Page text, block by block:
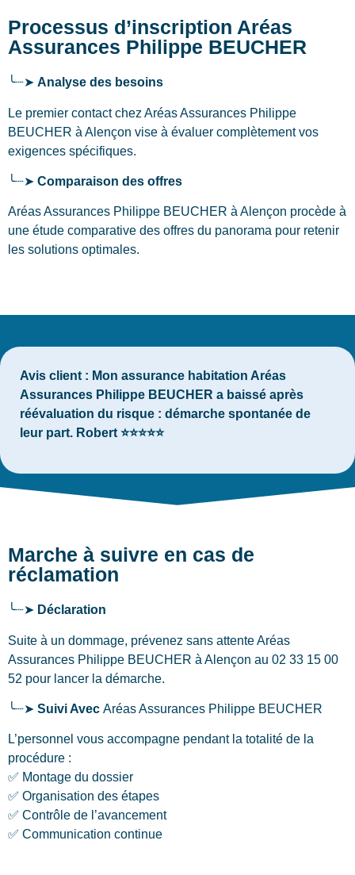
Processus d’inscription Aréas
Assurances Philippe BEUCHER
╰┈➤ Analyse des besoins
Le premier contact chez Aréas Assurances Philippe
BEUCHER à Alençon vise à évaluer complètement vos
exigences spécifiques.
╰┈➤ Comparaison des offres
Aréas Assurances Philippe BEUCHER à Alençon procède à
une étude comparative des offres du panorama pour retenir
les solutions optimales.
Avis client : Mon assurance habitation Aréas
Assurances Philippe BEUCHER a baissé après
réévaluation du risque : démarche spontanée de
leur part. Robert ⭐⭐⭐⭐⭐
Marche à suivre en cas de
réclamation
╰┈➤ Déclaration
Suite à un dommage, prévenez sans attente Aréas
Assurances Philippe BEUCHER à Alençon au 02 33 15 00
52 pour lancer la démarche.
╰┈➤ Suivi Avec Aréas Assurances Philippe BEUCHER
L’personnel vous accompagne pendant la totalité de la
procédure :
✅ Montage du dossier
✅ Organisation des étapes
✅ Contrôle de l’avancement
✅ Communication continue